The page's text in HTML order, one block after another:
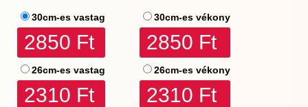
30cm-es vastag
2850 Ft
30cm-es vékony
2850 Ft
26cm-es vastag
2310 Ft
26cm-es vékony
2310 Ft